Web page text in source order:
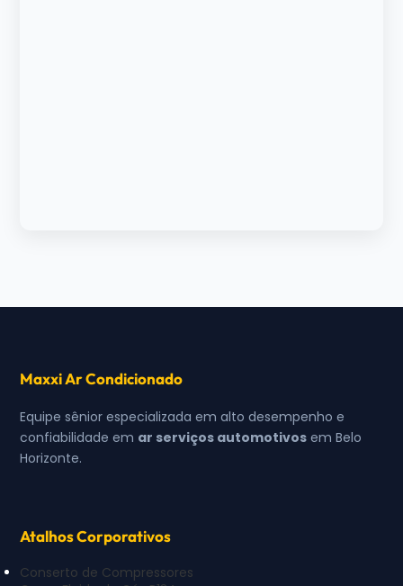
Maxxi Ar Condicionado
Equipe sênior especializada em alto desempenho e
confiabilidade em ar serviços automotivos em Belo
Horizonte.
Atalhos Corporativos
Conserto de Compressores